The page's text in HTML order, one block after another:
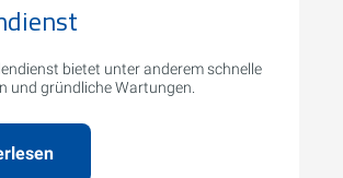
bietet unter anderem schnelle
und gründliche Wartungen.